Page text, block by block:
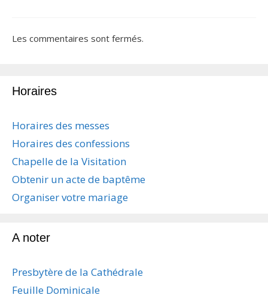
Les commentaires sont fermés.
Horaires
Horaires des messes
Horaires des confessions
Chapelle de la Visitation
Obtenir un acte de baptême
Organiser votre mariage
A noter
Presbytère de la Cathédrale
Feuille Dominicale